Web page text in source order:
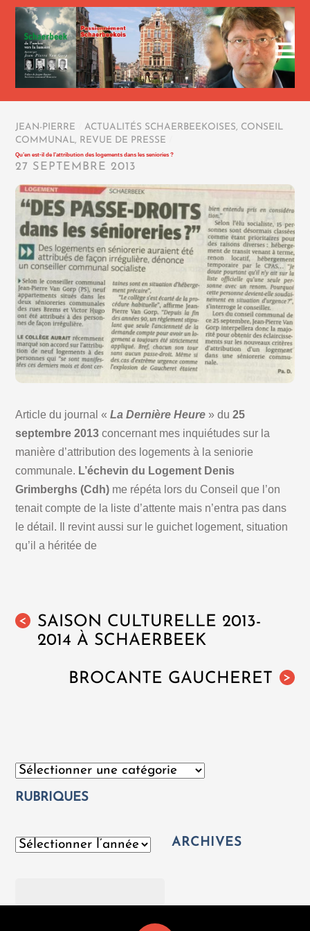
JEAN-PIERRE ACTUALITÉS SCHAERBEEKOISES, CONSEIL
COMMUNAL, REVUE DE PRESSE
Qu’en est-il de l’attribution des logements dans les seniories ?
27 SEPTEMBRE 2013
Article du journal «La Dernière Heure » du 25
septembre 2013 concernant mes inquiétudes sur la
manière d’attribution des logements à la seniorie
communale. L’échevin du Logement Denis
Grimberghs (Cdh) me répéta lors du Conseil que l’on
tenait compte de la liste d’attente mais n’entra pas dans
le détail. Il revint aussi sur le guichet logement, situation
qu’il a héritée de
<
SAISON CULTURELLE 2013-
2014 À SCHAERBEEK
>
BROCANTE GAUCHERET
Catégories
RUBRIQUES
Archives ARCHIVES